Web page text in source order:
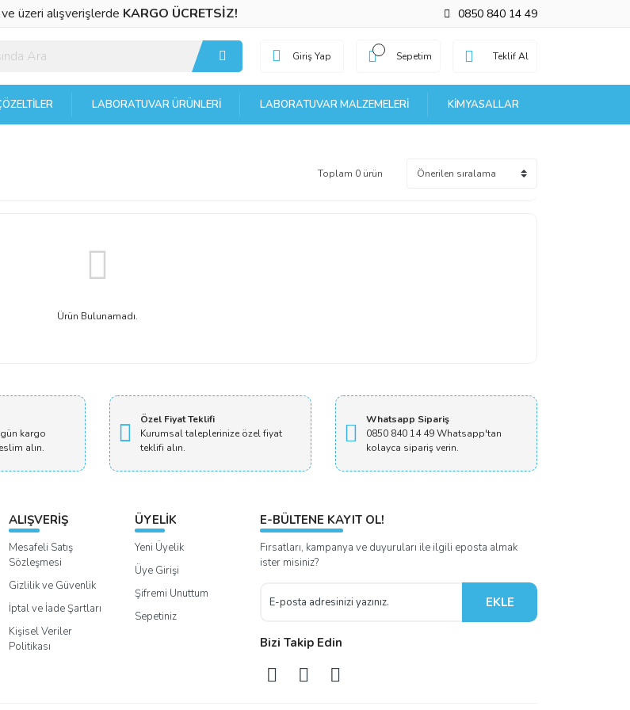
üzeri alışverişlerde KARGO ÜCRETSİZ! 0850 840 14 49
Giriş Yap Sepetim Teklif Al
LABORATUVAR ÜRÜNLERI LABORATUVAR MALZEMELERI KIMYASALLAR
Toplam 0 ürün
Ürün Bulunamadı.
kargo
alın.
Özel Fiyat Teklifi
Kurumsal taleplerinize özel fiyat
teklifi alın.
Whatsapp Sipariş
0850 840 14 49 Whatsapp'tan
kolayca sipariş verin.
ALIŞVERİŞ
Mesafeli Satış
Sözleşmesi
Gizlilik ve Güvenlik
İptal ve İade Şartları
Kişisel Veriler
Politikası
ÜYELİK
Yeni Üyelik
Üye Girişi
Şifremi Unuttum
Sepetiniz
E-BÜLTENE KAYIT OL!
Fırsatları, kampanya ve duyuruları ile ilgili eposta almak
ister misiniz?
EKLE
Bizi Takip Edin